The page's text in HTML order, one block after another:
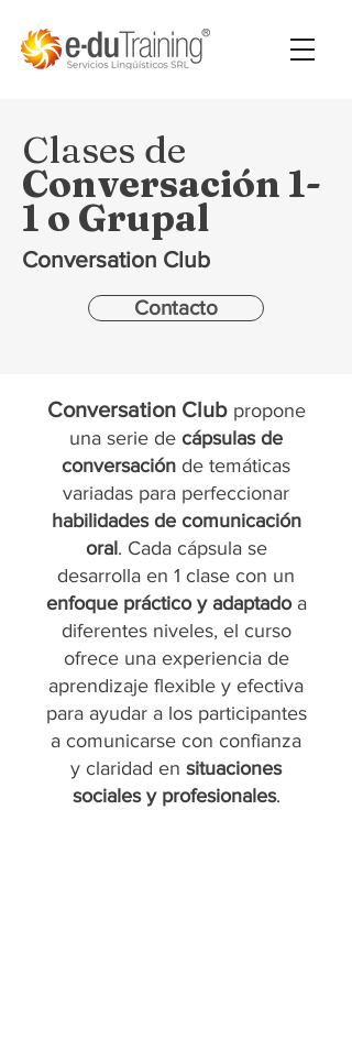
Clases de
Conversación 1-
1 o Grupal
Conversation Club
Contacto
Conversation Clubpropone
una serie de cápsulas de
conversación de temáticas
variadas para perfeccionar
habilidades de comunicación
oral. Cada cápsula se
desarrolla en 1 clase con un
enfoque práctico y adaptado a
diferentes niveles, el curso
ofrece una experiencia de
aprendizaje flexible y efectiva
para ayudar a los participantes
a comunicarse con confianza
y claridad en situaciones
sociales y profesionales.